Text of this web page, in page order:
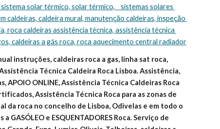
solar térmico, solar térmico,    sistemas solares
caldeiras, caldeira mural, manutenção caldeiras, inspeção
roca caldeiras assistência técnica, assistência técnica
caldeiras a gás roca, roca aquecimento central radiador
instruções, caldeiras roca a gas, linha sat roca,
Técnica Caldeira Roca Lisboa. Assistência,
APOIO ONLINE, Assistência Técnica Caldeiras Roca
Assistência Técnica Roca para as zonas de
da roca no concelho de Lisboa, Odivelas e em todo o
GASÓLEO e ESQUENTADORES Roca. Serviço de